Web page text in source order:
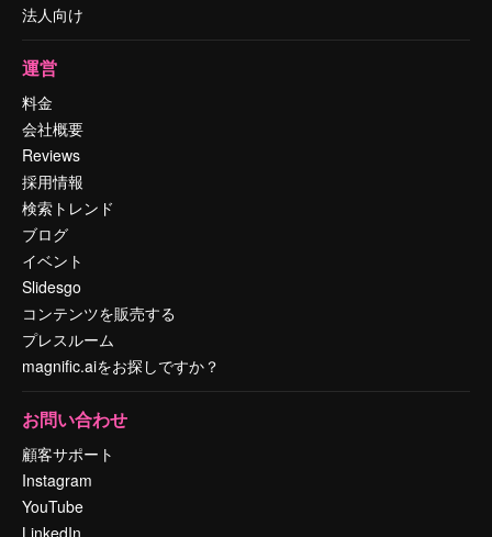
法人向け
運営
料金
会社概要
Reviews
採用情報
検索トレンド
ブログ
イベント
Slidesgo
コンテンツを販売する
プレスルーム
magnific.aiをお探しですか？
お問い合わせ
顧客サポート
Instagram
YouTube
LinkedIn